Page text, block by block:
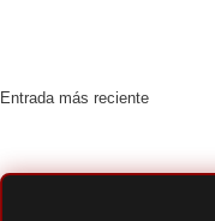
Entrada más reciente